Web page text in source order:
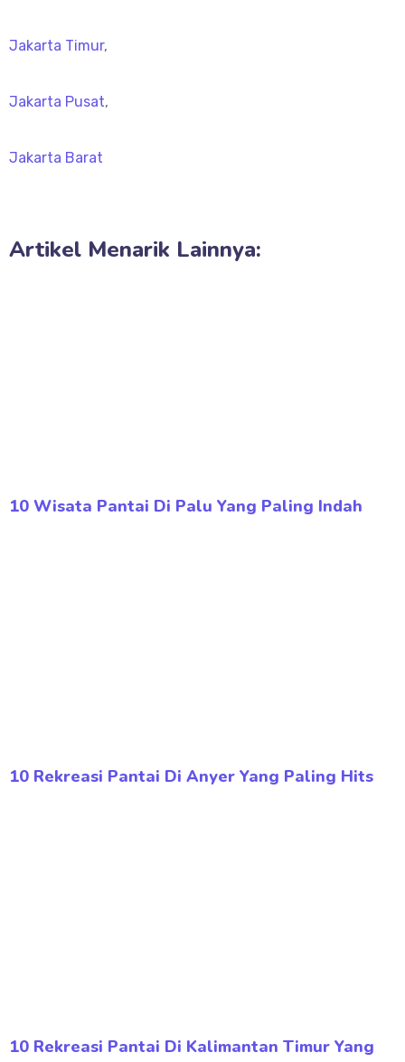
Jakarta Timur,
Jakarta Pusat,
Jakarta Barat
Artikel Menarik Lainnya:
10 Wisata Pantai Di Palu Yang Paling Indah
10 Rekreasi Pantai Di Anyer Yang Paling Hits
10 Rekreasi Pantai Di Kalimantan Timur Yang